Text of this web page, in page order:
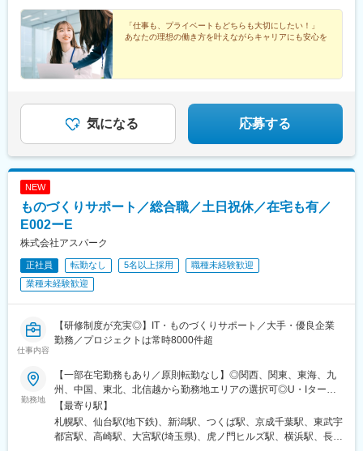
前、五島町駅
モート案件あり）◎転居を伴う転勤は、基本的には本人が希望す
る場合以外ありません※受動喫煙防止対策：オフィス内全面禁煙
尾駅、水島駅、通津駅、福山駅、岩国駅、可部駅、横川駅(広島
県)、東広島駅、山西駅、本町六丁目駅、金川駅、東野駅(京都
府)、東山・おかでんミュージアム駅、衣山駅、山麓駅(皿倉山)、
堺筋本町駅、鷹野橋駅、堺駅、比治山下駅、広域公園前駅、横川
一丁目駅、錦糸町駅、検見川浜駅、本町駅、津守駅、中野東駅、
六本木駅、伊予大洲駅、福駅、芦原橋駅、桃山駅、野田阪神駅、
東比恵駅、渡辺橋駅、淀屋橋駅、鶴崎駅、西小倉駅、二島駅、今
池駅(福岡県)、上鳥羽口駅、竹下駅、小森江駅、甘木駅(西鉄線)、
広畑駅、住ノ江駅、江波駅、八本松駅、矢場町駅、大船駅、新羽
駅、油田駅、五井駅、門出駅、洛西口駅、小舞子駅、黒川駅(愛知
県)、丸の内駅(愛知県)、戸部駅、鶴見小野駅、三ツ沢下町駅、山
羽駅、峰駅、陸前落合駅、センター南駅、北四番丁駅、稲永駅、
岡本駅(栃木県)、笠寺駅、村井駅、茅野駅、本山駅(愛知県)、さが
駅、徳山駅、周防下郷駅、道ノ尾駅、大波止駅、喜々津駅、国母
駅、松江駅、伊賀屋駅、弥生が丘駅、宮崎駅、南鹿児島駅、さっ
ぽろ駅、青葉通一番町駅、千葉駅、虎ノ門駅、神奈川駅、市役所
前駅(長野県)、新静岡駅、第一通り駅、近鉄名古屋駅、金沢駅、中
崎町駅、オークスカナルパークホテル富山前、四条駅(京都市営)、
神戸三宮駅(阪神)、姫路駅、岡山駅前駅、胡町駅、高松築港駅、天
神南駅、辛島町駅、南公園駅、湊川駅、小路駅、常盤駅(岡山県)、
之島駅、なにわ橋駅、甘木駅(甘木鉄道線)、住之江公園駅、上前津
駅、久屋大通駅、平沼橋駅、国道駅、蒔田駅、赤羽岩淵駅、セン
ター北駅、勾当台公園駅、本笠寺駅、自由ケ丘駅(愛知県)、出島
駅、北１２条駅、あおば通駅、新千葉駅、神谷町駅、新高島駅、
日吉町駅、新浜松駅、名鉄名古屋駅、梅田駅(地下鉄)、富山駅、京
5000円
「仕事も、プライベートもどちらも大切にしたい！」
あなたの理想の働き方を叶えながらキャリアにも安心を
気になる 応募する
NEW
ものづくりサポート／総合職／土日祝休／在宅も有／
E002ーE
株式会社アスパーク
正社員 転勤なし 5名以上採用
職種未経験歓迎
業種未経験歓迎
仕事内容
【研修制度が充実◎】IT・ものづくりサポート／大手・優良企業
勤務／プロジェクトは常時8000件超
勤務地
【一部在宅勤務もあり／原則転勤なし】◎関西、関東、東海、九
州、中国、東北、北信越から勤務地エリアの選択可◎U・Iターン
も歓迎！（引越し代全額負担・家賃95％補助など制度完備）■関
西エリア（大阪、京都、兵庫、奈良、和歌山、滋賀）■関東エリア
（東京、神奈川、千葉、埼玉、栃木、茨城、群馬など）■東海エリ
【最寄り駅】
札幌駅、仙台駅(地下鉄)、新潟駅、つくば駅、京成千葉駅、東武宇
都宮駅、高崎駅、大宮駅(埼玉県)、虎ノ門ヒルズ駅、横浜駅、長野